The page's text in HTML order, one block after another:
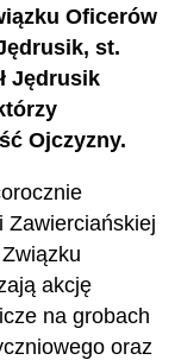
Oficerów
st.
Jędrusik
Ojczyzny.
Zawierciańskiej
akcję
na grobach
oraz